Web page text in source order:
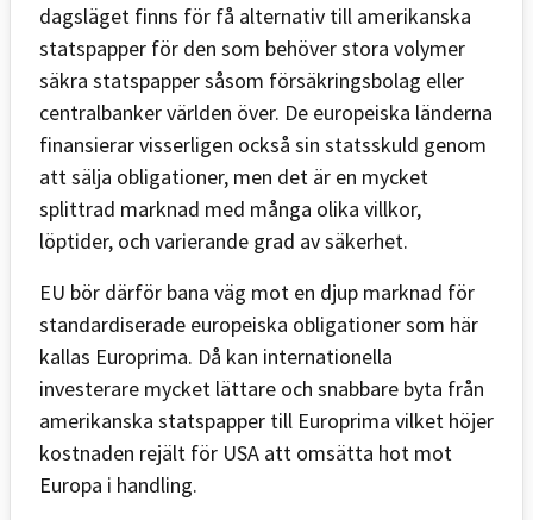
dagsläget finns för få alternativ till amerikanska
statspapper för den som behöver stora volymer
säkra statspapper såsom försäkringsbolag eller
centralbanker världen över. De europeiska länderna
finansierar visserligen också sin statsskuld genom
att sälja obligationer, men det är en mycket
splittrad marknad med många olika villkor,
löptider, och varierande grad av säkerhet.
EU bör därför bana väg mot en djup marknad för
standardiserade europeiska obligationer som här
kallas Europrima. Då kan internationella
investerare mycket lättare och snabbare byta från
amerikanska statspapper till Europrima vilket höjer
kostnaden rejält för USA att omsätta hot mot
Europa i handling.